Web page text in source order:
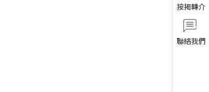
聯絡我們
按揭轉介